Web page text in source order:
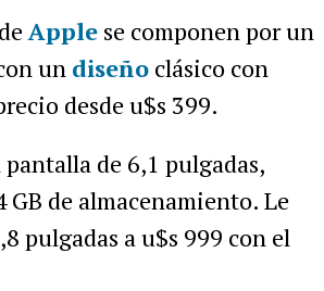
Applese componen por un
un diseñoclásico con
desde u$s 399.
de 6,1 pulgadas,
de almacenamiento. Le
pulgadas a u$s 999 con el